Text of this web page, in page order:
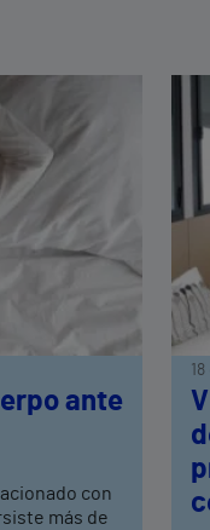
ante
con
más de